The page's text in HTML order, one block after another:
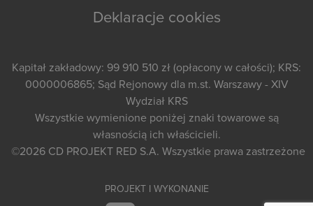
Deklaracje cookies
Kapitał zakładowy: 99 910 510 zł (opłacony w całości); KRS:
0000006865; Sąd Rejonowy dla m.st. Warszawy - XIV
Wydział KRS
Wszystkie wymienione poniżej znaki towarowe są
własnością ich właścicieli.
©2026 CD PROJEKT RED S.A. Wszystkie prawa zastrzeżone
PROJEKT I WYKONANIE